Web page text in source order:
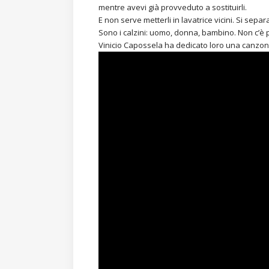
mentre avevi già provveduto a sostituirli.
E non serve metterli in lavatrice vicini. Si
Sono i calzini: uomo, donna, bambino. Non
Vinicio Capossela ha dedicato loro una